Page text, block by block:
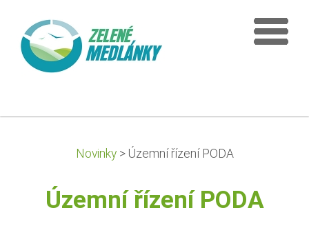
Novinky > Územní řízení PODA
Územní řízení PODA